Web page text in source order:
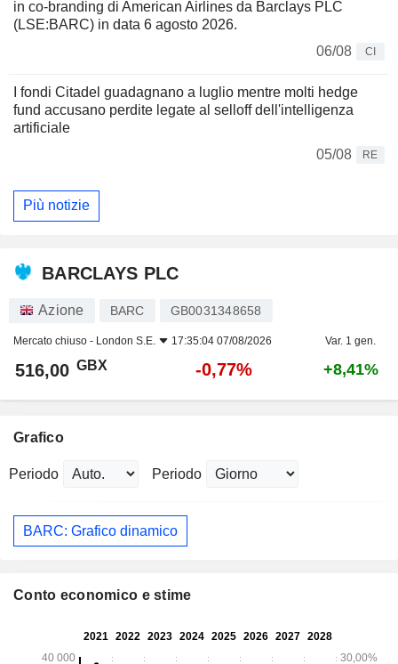
in co-branding di American Airlines da Barclays PLC
(LSE:BARC) in data 6 agosto 2026.
06/08
CI
I fondi Citadel guadagnano a luglio mentre molti hedge
fund accusano perdite legate al selloff dell'intelligenza
artificiale
05/08
RE
Più notizie
BARCLAYS PLC
Azione BARC GB0031348658
Mercato chiuso - London S.E. 17:35:04 07/08/2026 Var. 1 gen.
516,00 GBX -0,77% +8,41%
Grafico
Periodo Periodo
BARC: Grafico dinamico
Conto economico e stime